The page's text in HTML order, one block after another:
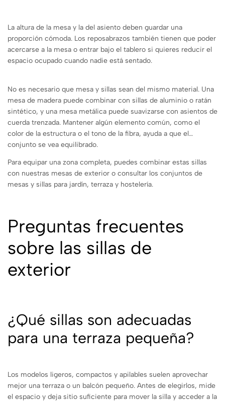
La altura de la mesa y la del asiento deben guardar una
proporción cómoda. Los reposabrazos también tienen que poder
acercarse a la mesa o entrar bajo el tablero si quieres reducir el
espacio ocupado cuando nadie está sentado.
No es necesario que mesa y sillas sean del mismo material. Una
mesa de madera puede combinar con sillas de aluminio o ratán
sintético, y una mesa metálica puede suavizarse con asientos de
cuerda trenzada. Mantener algún elemento común, como el
color de la estructura o el tono de la fibra, ayuda a que el
conjunto se vea equilibrado.
Para equipar una zona completa, puedes combinar estas sillas
con nuestras mesas de exterior o consultar los conjuntos de
mesas y sillas para jardín, terraza y hostelería.
Preguntas frecuentes
sobre las sillas de
exterior
¿Qué sillas son adecuadas
para una terraza pequeña?
Los modelos ligeros, compactos y apilables suelen aprovechar
mejor una terraza o un balcón pequeño. Antes de elegirlos, mide
el espacio y deja sitio suficiente para mover la silla y acceder a la